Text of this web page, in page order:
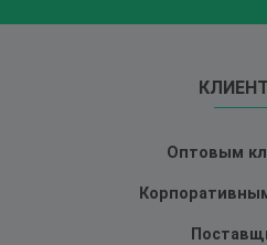
Оптовым